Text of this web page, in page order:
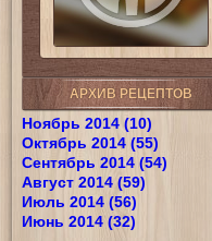
АРХИВ РЕЦЕПТОВ
Ноябрь 2014 (10)
Октябрь 2014 (55)
Сентябрь 2014 (54)
Август 2014 (59)
Июль 2014 (56)
Июнь 2014 (32)